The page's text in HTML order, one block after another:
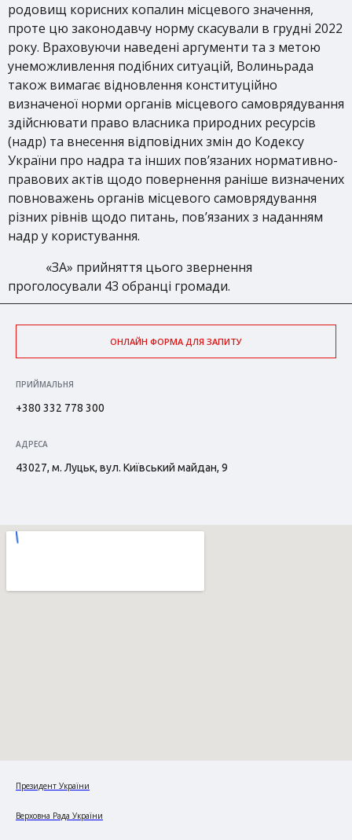
родовищ корисних копалин місцевого значення,
проте цю законодавчу норму скасували в грудні 2022
року. Враховуючи наведені аргументи та з метою
унеможливлення подібних ситуацій, Волиньрада
також вимагає відновлення конституційно
визначеної норми органів місцевого самоврядування
здійснювати право власника природних ресурсів
(надр) та внесення відповідних змін до Кодексу
України про надра та інших пов’язаних нормативно-
правових актів щодо повернення раніше визначених
повноважень органів місцевого самоврядування
різних рівнів щодо питань, пов’язаних з наданням
надр у користування.
«ЗА» прийняття цього звернення
проголосували 43 обранці громади.
ОНЛАЙН ФОРМА ДЛЯ ЗАПИТУ
ПРИЙМАЛЬНЯ
+380 332 778 300
АДРЕСА
43027, м. Луцьк, вул. Київський майдан, 9
Президент України
Верховна Рада України